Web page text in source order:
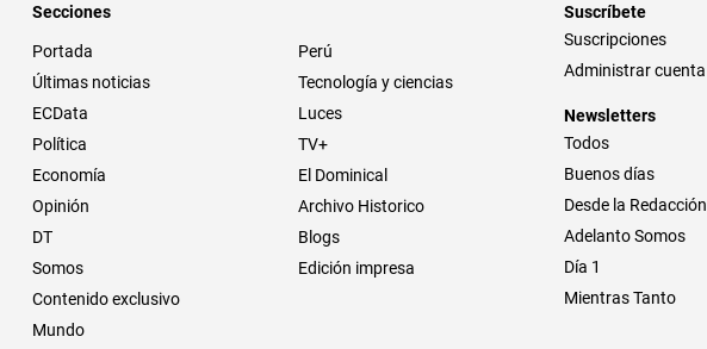
Secciones
Portada
Últimas noticias
ECData
Política
Economía
Opinión
DT
Somos
Contenido exclusivo
Mundo
Perú
Tecnología y ciencias
Luces
TV+
El Dominical
Archivo Historico
Blogs
Edición impresa
Suscríbete
Suscripciones
Administrar cuenta
Newsletters
Todos
Buenos días
Desde la Redacción
Adelanto Somos
Día 1
Mientras Tanto